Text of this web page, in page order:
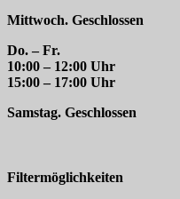
Mittwoch. Geschlossen
Do. – Fr.
10:00 – 12:00 Uhr
15:00 – 17:00 Uhr
Samstag. Geschlossen
Filtermöglichkeiten